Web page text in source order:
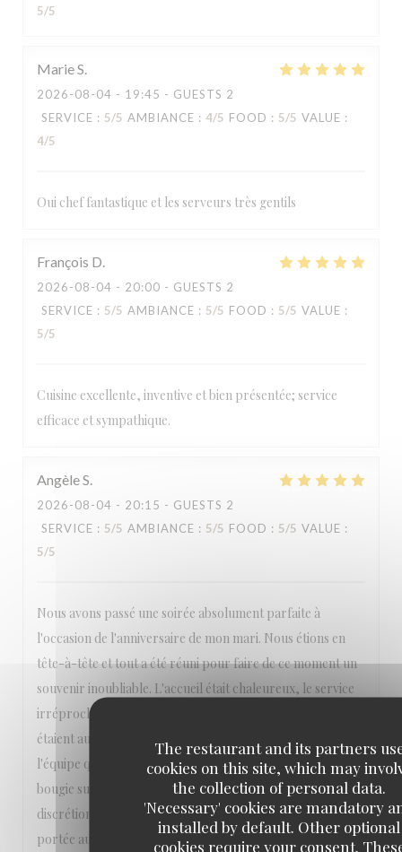
The restaurant and its partners
cookies on this site, which may
the collection of personal data.
'Necessary' cookies are mandatory
installed by default. Other optional
cookies require your consent.
5/5
MarieS
2026-08-04 - 19:45 - GUESTS 2
SERVICE : 5/5 AMBIANCE : 4/5 FOOD : 5/5 VALUE :
4/5
Oui chef fantastique et les serveurs très gentils
François D
2026-08-04 - 20:00 - GUESTS 2
SERVICE : 5/5 AMBIANCE : 5/5 FOOD : 5/5 VALUE :
5/5
Cuisine excellente, inventive et bien présentée; service
efficace et sympathique.
AngèleS
2026-08-04 - 20:15 - GUESTS 2
SERVICE : 5/5 AMBIANCE : 5/5 FOOD : 5/5 VALUE :
5/5
Nous avons passé une soirée absolument parfaite à
l'occasion de l'anniversaire de mon mari. Nous étions en
tête-à-tête et tout a été réuni pour faire de ce moment un
souvenir inoubliable. L'accueil était chaleureux, le service
irréprochable, attentif sans être envahissant, et les plats
étaient aussi beaux que délicieux. Un immense merci à toute
l'équipe qui a pris en compte ma demande d'apporter une
bougie sur le dessert. Tout a été fait avec beaucoup de
discrétion et d'élégance. Ce souci du détail et cette attention
portée aux clients font vraiment la différence. Nous nous
LA TABLE DE CATUSSEAU